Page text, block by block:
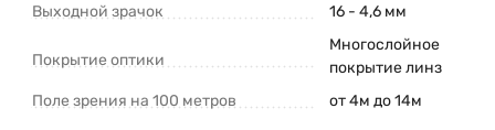
Выходной зрачок 16 - 4,6 мм
Покрытие оптики
Многослойное
покрытие линз
Поле зрения на 100 метров
от 4м до 14м